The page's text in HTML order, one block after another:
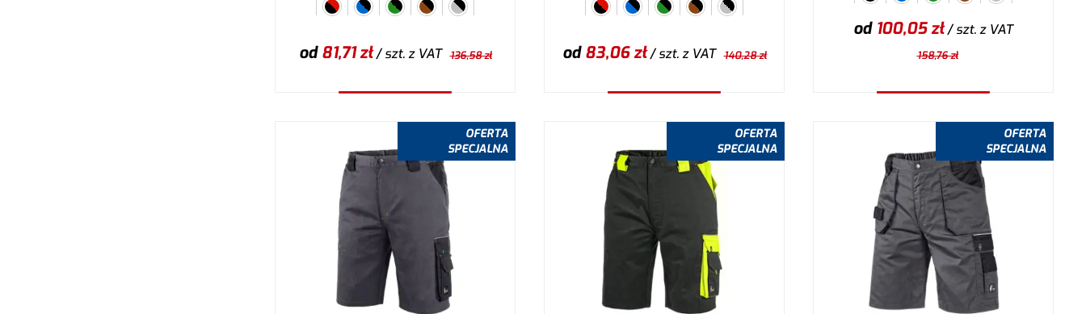
od81,71zł/ szt.z VAT 136,58zł od83,06zł/ szt.z VAT 140,28zł
od 100,05zł/ szt.z VAT
158,76zł
OFERTA
SPECJALNA
OFERTA
SPECJALNA
OFERTA
SPECJALNA